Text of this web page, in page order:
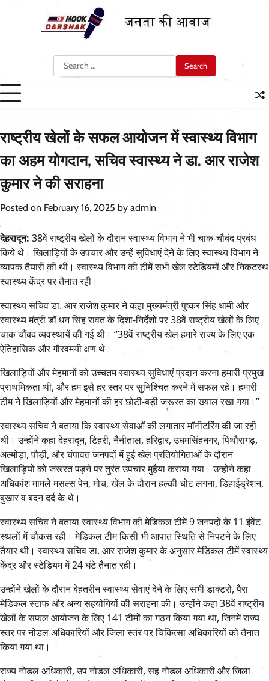
Search
for:
राष्ट्रीय खेलों के सफल आयोजन में स्वास्थ्य विभाग
का अहम योगदान, सचिव स्वास्थ्य ने डा. आर राजेश
कुमार ने की सराहना
Posted on February 16, 2025 by admin
देहरादून: 38वें राष्ट्रीय खेलों के दौरान स्वास्थ्य विभाग ने भी चाक-चौबंद प्रबंध
किये थे। खिलाड़ियों के उपचार और उन्हें सुविधाएं देने के लिए स्वास्थ्य विभाग ने
व्यापक तैयारी की थी। स्वास्थ्य विभाग की टीमें सभी खेल स्टेडियमों और निकटस्थ
स्वास्थ्य केंद्र पर तैनात रही।
स्वास्थ्य सचिव डा. आर राजेश कुमार ने कहा मुख्यमंत्री पुष्कर सिंह धामी और
स्वास्थ्य मंत्री डॉ धन सिंह रावत के दिशा-निर्देशों पर 38वें राष्ट्रीय खेलों के लिए
चाक चौंबद व्यवस्थायें की गई थी। “38वें राष्ट्रीय खेल हमारे राज्य के लिए एक
ऐतिहासिक और गौरवमयी क्षण थे।
खिलाड़ियों और मेहमानों को उच्चतम स्वास्थ्य सुविधाएं प्रदान करना हमारी प्रमुख
प्राथमिकता थी, और हम इसे हर स्तर पर सुनिश्चित करने में सफल रहे। हमारी
टीम ने खिलाड़ियों और मेहमानों की हर छोटी-बड़ी जरूरत का ख्याल रखा गया।”
स्वास्थ्य सचिव ने बताया कि स्वास्थ्य सेवाओं की लगातार मॉनीटरिंग की जा रही
थी। उन्होंने कहा देहरादून, टिहरी, नैनीताल, हरिद्वार, उधमसिंहनगर, पिथौरागढ़,
अल्मोड़ा, पौड़ी, और चंपावत जनपदों में हुई खेल प्रतियोगिताओं के दौरान
खिलाड़ियों को जरूरत पड़ने पर तुरंत उपचार मुहैया कराया गया। उन्होंने कहा
अधिकांश मामले मसल्स पेन, मोच, खेल के दौरान हल्की चोट लगना, डिहाईड्रेशन,
बुखार व बदन दर्द के थे।
स्वास्थ्य सचिव ने बताया स्वास्थ्य विभाग की मेडिकल टीमें 9 जनपदों के 11 इंवेंट
स्थलों में चौकस रही। मेडिकल टीम किसी भी आपात स्थिति से निपटने के लिए
तैयार थी। स्वास्थ्य सचिव डा. आर राजेश कुमार के अनुसार मेडिकल टीमें स्वास्थ्य
केंद्र और स्टेडियम में 24 घंटे तैनात रही।
उन्होंने खेलों के दौरान बेहतरीन स्वास्थ्य सेवाएं देने के लिए सभी डाक्टरों, पैरा
मेडिकल स्टाफ और अन्य सहयोगियों की सराहना की। उन्होंने कहा 38वें राष्ट्रीय
खेलों के सफल आयोजन के लिए 141 टीमों का गठन किया गया था, जिनमें राज्य
स्तर पर नोडल अधिकारियों और जिला स्तर पर चिकित्सा अधिकारियों को तैनात
किया गया था।
राज्य नोडल अधिकारी, उप नोडल अधिकारी, सह नोडल अधिकारी और जिला